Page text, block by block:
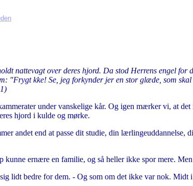
nattevagt over deres hjord. Da stod Herrens engel for
"Frygt kke! Se, jeg forkynder jer en stor glæde, som
under vanskelige kår. Og igen mærker vi, at
hjord i kulde og mørke.
andet end at passe dit studie, din lærlingeuddannelse,
ernære en familie, og så heller ikke spor mere.
lidt bedre for dem. - Og som om det ikke var nok. Midt